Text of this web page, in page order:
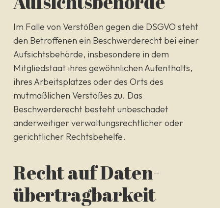
Im Falle von Verstößen gegen die DSGVO steht
den Betroffenen ein Beschwerderecht bei einer
Aufsichtsbehörde, insbesondere in dem
Mitgliedstaat ihres gewöhnlichen Aufenthalts,
ihres Arbeitsplatzes oder des Orts des
mutmaßlichen Verstoßes zu. Das
Beschwerderecht besteht unbeschadet
anderweitiger verwaltungsrechtlicher oder
gerichtlicher Rechtsbehelfe.
Recht auf Daten­
übertrag­barkeit